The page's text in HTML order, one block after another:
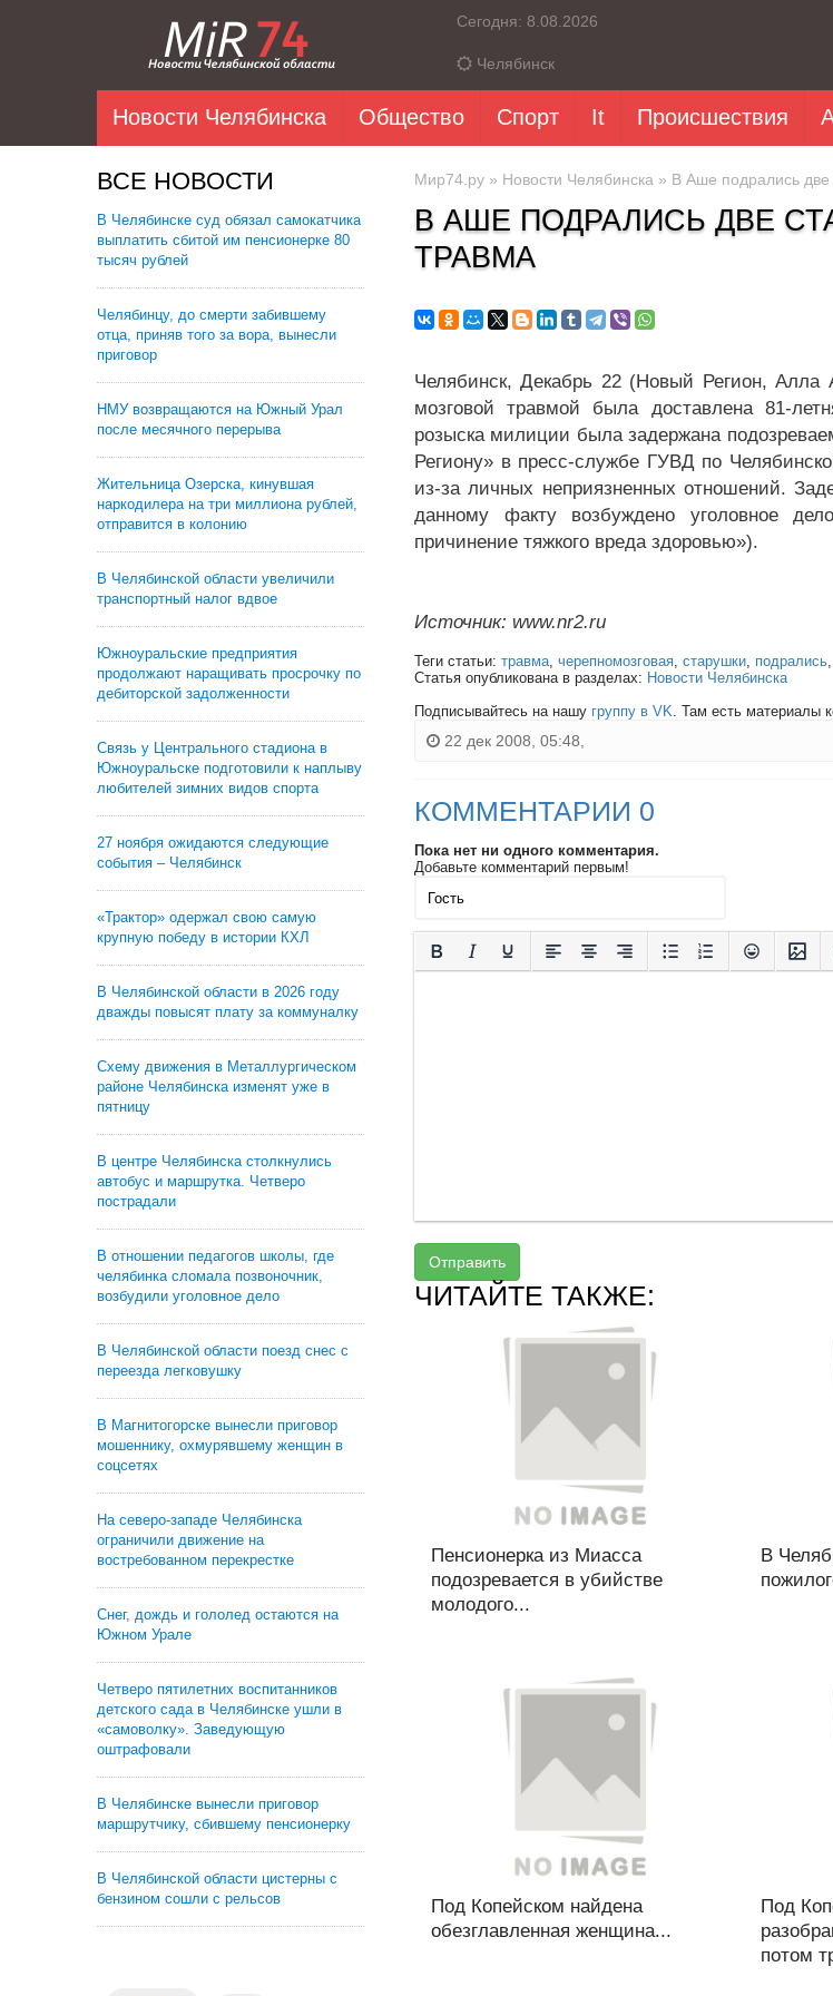
Сегодня: 8.08.2026
Челябинск
Новости Челябинска Общество Спорт It Происшествия
ВСЕ НОВОСТИ
В Челябинске суд обязал самокатчика
выплатить сбитой им пенсионерке 80
тысяч рублей
Челябинцу, до смерти забившему
отца, приняв того за вора, вынесли
приговор
НМУ возвращаются на Южный Урал
после месячного перерыва
Жительница Озерска, кинувшая
наркодилера на три миллиона рублей,
отправится в колонию
В Челябинской области увеличили
транспортный налог вдвое
Южноуральские предприятия
продолжают наращивать просрочку по
дебиторской задолженности
Связь у Центрального стадиона в
Южноуральске подготовили к наплыву
любителей зимних видов спорта
27 ноября ожидаются следующие
события – Челябинск
«Трактор» одержал свою самую
крупную победу в истории КХЛ
В Челябинской области в 2026 году
дважды повысят плату за коммуналку
Схему движения в Металлургическом
районе Челябинска изменят уже в
пятницу
В центре Челябинска столкнулись
автобус и маршрутка. Четверо
пострадали
В отношении педагогов школы, где
челябинка сломала позвоночник,
возбудили уголовное дело
В Челябинской области поезд снес с
переезда легковушку
В Магнитогорске вынесли приговор
мошеннику, охмурявшему женщин в
соцсетях
На северо-западе Челябинска
ограничили движение на
востребованном перекрестке
Снег, дождь и гололед остаются на
Южном Урале
Четверо пятилетних воспитанников
детского сада в Челябинске ушли в
«самоволку». Заведующую
оштрафовали
В Челябинске вынесли приговор
маршрутчику, сбившему пенсионерку
В Челябинской области цистерны с
бензином сошли с рельсов
Мир74.ру » Новости Челябинска » В Аше подрались две
В АШЕ ПОДРАЛИСЬ ДВЕ
ТРАВМА
Челябинск, Декабрь 22 (Новый Регион, Алла
мозговой травмой была доставлена 81-
розыска милиции была задержана
Региону» в пресс-службе ГУВД по
из-за личных неприязненных отношений.
данному факту возбуждено уголовное
причинение тяжкого вреда здоровью»).
Источник: www.nr2.ru
Теги статьи: травма, черепномозговая, старушки, подрались,
Статья опубликована в разделах: Новости Челябинска
Подписывайтесь на нашу группу в VK. Там есть материалы
22 дек 2008, 05:48,
КОММЕНТАРИИ 0
Пока нет ни одного комментария.
Добавьте комментарий первым!
Отправить
ЧИТАЙТЕ ТАКЖЕ:
Пенсионерка из Миасса
подозревается в убийстве
молодого...
В
Под Копейском найдена
обезглавленная женщина...
Под
потом